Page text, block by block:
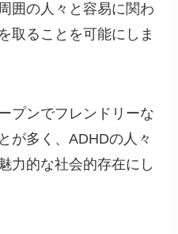
囲の人々と容易に関わ
取ることを可能にしま
プンでフレンドリーな
が多く、ADHDの人々
力的な社会的存在にし